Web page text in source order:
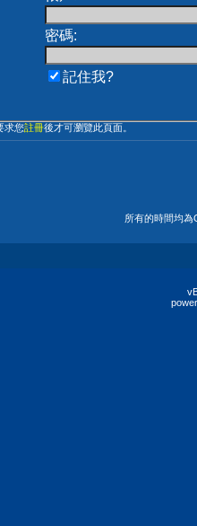
密碼:
記住我?
求您註冊後才可瀏覽此頁面。
所有的時間均為